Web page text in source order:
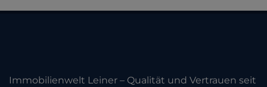
Immobilienwelt Leiner – Qualität und Vertrauen seit